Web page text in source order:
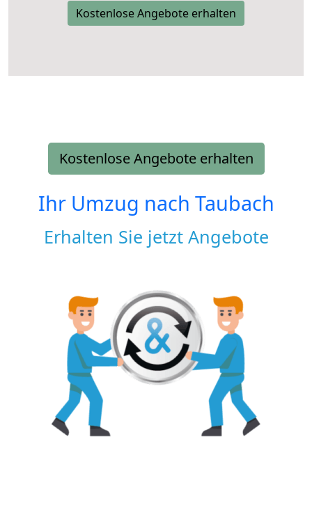
Kostenlose Angebote erhalten
Kostenlose Angebote erhalten
Ihr Umzug nach Taubach
Erhalten Sie jetzt Angebote